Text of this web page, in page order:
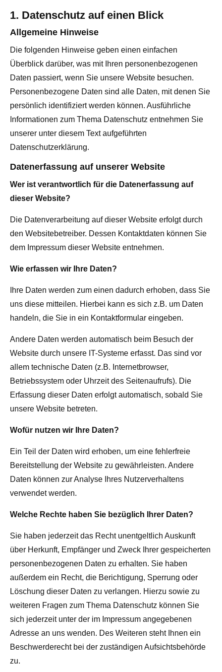
1. Datenschutz auf einen Blick
Allgemeine Hinweise
Die folgenden Hinweise geben einen einfachen
Überblick darüber, was mit Ihren personenbezogenen
Daten passiert, wenn Sie unsere Website besuchen.
Personenbezogene Daten sind alle Daten, mit denen Sie
persönlich identifiziert werden können. Ausführliche
Informationen zum Thema Datenschutz entnehmen Sie
unserer unter diesem Text aufgeführten
Datenschutzerklärung.
Datenerfassung auf unserer Website
Wer ist verantwortlich für die Datenerfassung auf
dieser Website?
Die Datenverarbeitung auf dieser Website erfolgt durch
den Websitebetreiber. Dessen Kontaktdaten können Sie
dem Impressum dieser Website entnehmen.
Wie erfassen wir Ihre Daten?
Ihre Daten werden zum einen dadurch erhoben, dass Sie
uns diese mitteilen. Hierbei kann es sich z.B. um Daten
handeln, die Sie in ein Kontaktformular eingeben.
Andere Daten werden automatisch beim Besuch der
Website durch unsere IT-Systeme erfasst. Das sind vor
allem technische Daten (z.B. Internetbrowser,
Betriebssystem oder Uhrzeit des Seitenaufrufs). Die
Erfassung dieser Daten erfolgt automatisch, sobald Sie
unsere Website betreten.
Wofür nutzen wir Ihre Daten?
Ein Teil der Daten wird erhoben, um eine fehlerfreie
Bereitstellung der Website zu gewährleisten. Andere
Daten können zur Analyse Ihres Nutzerverhaltens
verwendet werden.
Welche Rechte haben Sie bezüglich Ihrer Daten?
Sie haben jederzeit das Recht unentgeltlich Auskunft
über Herkunft, Empfänger und Zweck Ihrer gespeicherten
personenbezogenen Daten zu erhalten. Sie haben
außerdem ein Recht, die Berichtigung, Sperrung oder
Löschung dieser Daten zu verlangen. Hierzu sowie zu
weiteren Fragen zum Thema Datenschutz können Sie
sich jederzeit unter der im Impressum angegebenen
Adresse an uns wenden. Des Weiteren steht Ihnen ein
Beschwerderecht bei der zuständigen Aufsichtsbehörde
zu.